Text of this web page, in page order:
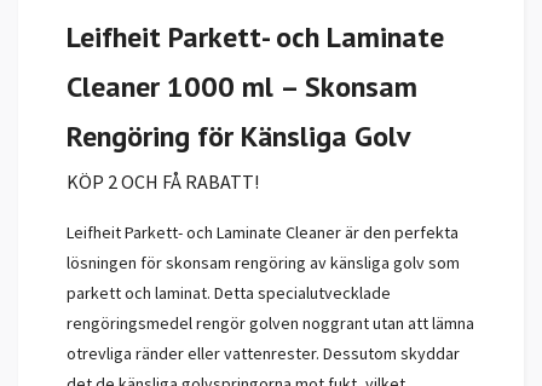
Leifheit Parkett- och Laminate
Cleaner 1000 ml – Skonsam
Rengöring för Känsliga Golv
KÖP 2 OCH FÅ RABATT!
Leifheit Parkett- och Laminate Cleaner är den perfekta
lösningen för skonsam rengöring av känsliga golv som
parkett och laminat. Detta specialutvecklade
rengöringsmedel rengör golven noggrant utan att lämna
otrevliga ränder eller vattenrester. Dessutom skyddar